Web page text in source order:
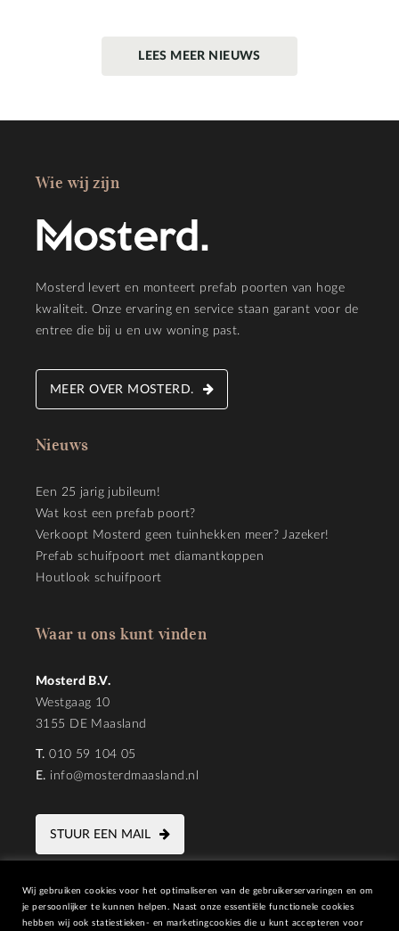
LEES MEER NIEUWS
Wie wij zijn
Mosterd levert en monteert prefab poorten van hoge
kwaliteit. Onze ervaring en service staan garant voor de
entree die bij u en uw woning past.
MEER OVER MOSTERD.
Nieuws
Een 25 jarig jubileum!
Wat kost een prefab poort?
Verkoopt Mosterd geen tuinhekken meer? Jazeker!
Prefab schuifpoort met diamantkoppen
Houtlook schuifpoort
Waar u ons kunt vinden
Mosterd B.V.
Westgaag 10
3155 DE Maasland
T. 010 59 104 05
E. info@mosterdmaasland.nl
STUUR EEN MAIL
Wij gebruiken cookies voor het optimaliseren van de gebruikerservaringen en om
je persoonlijker te kunnen helpen. Naast onze essentiële functionele cookies
hebben wij ook statiestieken- en marketingcookies die u kunt accepteren voor